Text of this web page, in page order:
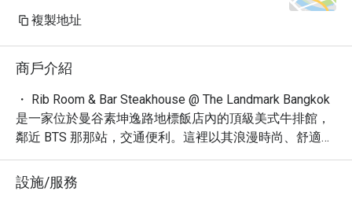
複製地址
商戶介紹
・ Rib Room & Bar Steakhouse @ The Landmark Bangkok
是一家位於曼谷素坤逸路地標飯店內的頂級美式牛排館，
鄰近 BTS 那那站，交通便利。這裡以其浪漫時尚、舒適高
雅的氛圍而聞名，是享用晚餐或獨享美食的理想之選。憑
藉 4.6 的高分評價和眾多旅客好評，餐廳以其米其林級的
用餐體驗、迷人的窗邊景致和精緻菜餚脫穎而出。
設施/服務